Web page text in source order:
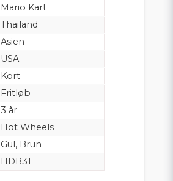
Mario Kart
Thailand
Asien
USA
Kort
Fritløb
3 år
Hot Wheels
Gul, Brun
HDB31